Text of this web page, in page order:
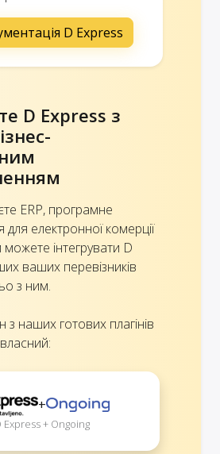
D Express
D Express з
ERP, програмне
електронної комерції
інтегрувати D
ваших перевізників
з ним.
з наших готових плагінів
+
Express + Ongoing